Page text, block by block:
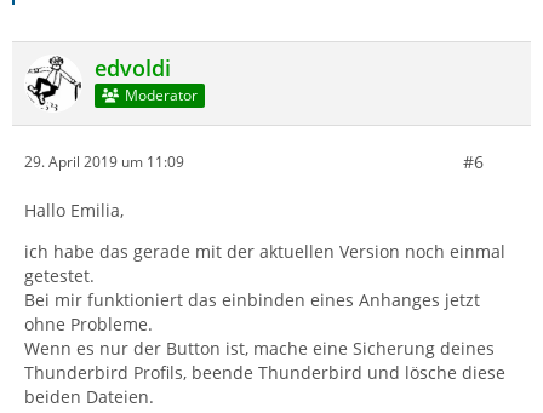
ebenso ist der Button ganz oben neben
"speichern/schliessen - Teilnehmer einladen -
Privatsphäre" Anhänge inaktiv
funktioniert bei mir allerdings:
edvoldi
Moderator
29. April 2019 um 11:09 #6
Hallo Emilia,
ich habe das gerade mit der aktuellen Version noch einmal
getestet.
Bei mir funktioniert das einbinden eines Anhanges jetzt
ohne Probleme.
Wenn es nur der Button ist, mache eine Sicherung deines
Thunderbird Profils, beende Thunderbird und lösche diese
beiden Dateien.